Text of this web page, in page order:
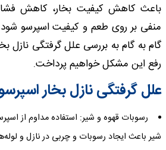
باعث کاهش کیفیت بخار، کاهش فشار
منفی بر روی طعم و کیفیت اسپرسو
گام به گام به بررسی علل گرفتگی نازل
رفع این مشکل خواهیم پرداخت.
علل گرفتگی نازل بخار
رسوبات قهوه و شیر: استفاده مداوم از
شیر باعث ایجاد رسوبات و چربی در نازل و